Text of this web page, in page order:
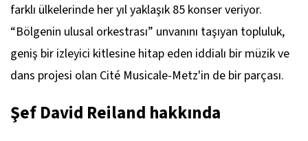
farklı ülkelerinde her yıl yaklaşık 85 konser veriyor.
“Bölgenin ulusal orkestrası” unvanını taşıyan topluluk,
geniş bir izleyici kitlesine hitap eden iddialı bir müzik ve
dans projesi olan Cité Musicale-Metz'in de bir parçası.
Şef David Reiland hakkında